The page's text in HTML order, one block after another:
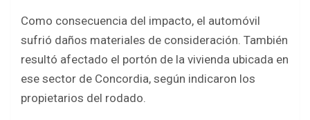
Como consecuencia del impacto, el automóvil
sufrió daños materiales de consideración. También
resultó afectado el portón de la vivienda ubicada en
ese sector de Concordia, según indicaron los
propietarios del rodado.